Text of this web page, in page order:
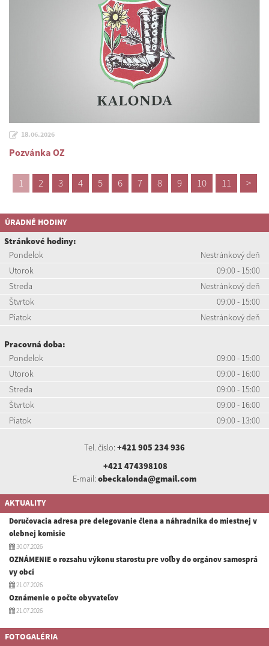
18.06.2026
Pozvánka OZ
1 2 3 4 5 6 7 8 9 10 11 >
ÚRADNÉ HODINY
Stránkové hodiny:
Pondelok
Nestránkový deň
Utorok
09:00 - 15:00
Streda
Nestránkový deň
Štvrtok
09:00 - 15:00
Piatok
Nestránkový deň
Pracovná doba:
Pondelok
09:00 - 15:00
Utorok
09:00 - 16:00
Streda
09:00 - 15:00
Štvrtok
09:00 - 16:00
Piatok
09:00 - 13:00
Tel. číslo: +421 905 234 936
+421 474398108
E-mail: obeckalonda@gmail.com
AKTUALITY
Doručovacia adresa pre delegovanie člena a náhradnika do miestnej v
olebnej komisie
30.07.2026
OZNÁMENIE o rozsahu výkonu starostu pre voľby do orgánov samosprá
vy obcí
21.07.2026
Oznámenie o počte obyvateľov
21.07.2026
FOTOGALÉRIA